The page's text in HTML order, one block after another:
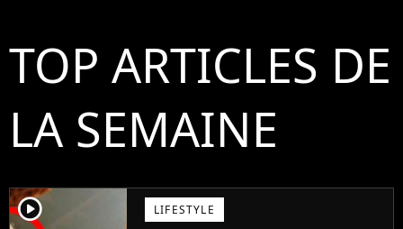
TOP ARTICLES DE
LA SEMAINE
player2 LIFESTYLE